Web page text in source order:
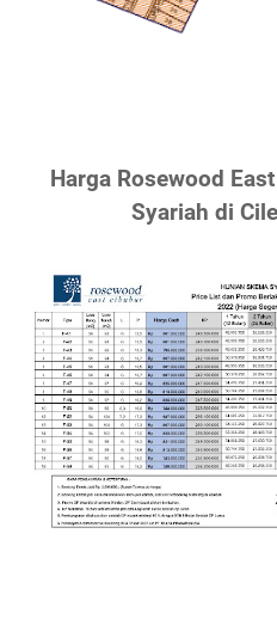
Harga Rosewood
Syariah di